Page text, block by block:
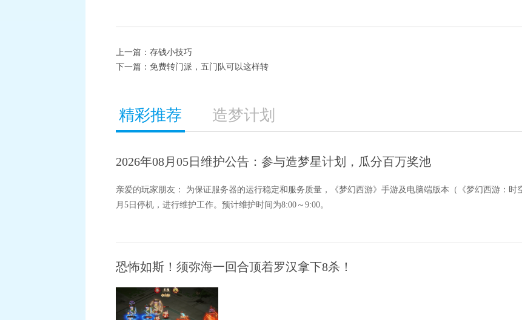
上一篇： 存钱小技巧
下一篇： 免费转门派，五门队可以这样转
精彩推荐 造梦计划
2026年08月05日维护公告：参与造梦星计划，瓜分百万奖池
亲爱的玩家朋友： 为保证服务器的运行稳定和服务质量，《梦幻西游》手游及电脑端版本（《梦幻西游：时
月5日停机，进行维护工作。预计维护时间为8:00～9:00。
恐怖如斯！须弥海一回合顶着罗汉拿下8杀！